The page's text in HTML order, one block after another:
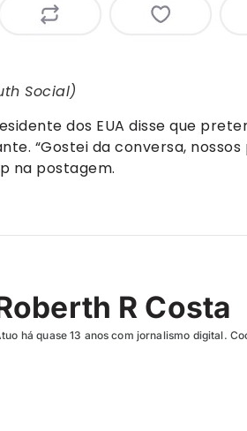
Social)
dos EUA disse que
“Gostei da conversa,
na postagem.
R Costa
há quase 13 anos com jornalismo digital.